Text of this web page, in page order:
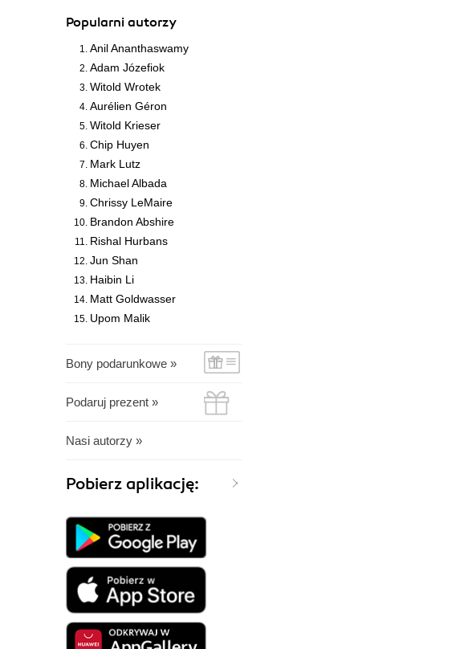
Popularni autorzy
Anil Ananthaswamy
Adam Józefiok
Witold Wrotek
Aurélien Géron
Witold Krieser
Chip Huyen
Mark Lutz
Michael Albada
Chrissy LeMaire
Brandon Abshire
Rishal Hurbans
Jun Shan
Haibin Li
Matt Goldwasser
Upom Malik
Bony podarunkowe »
Podaruj prezent »
Nasi autorzy »
Pobierz aplikację: